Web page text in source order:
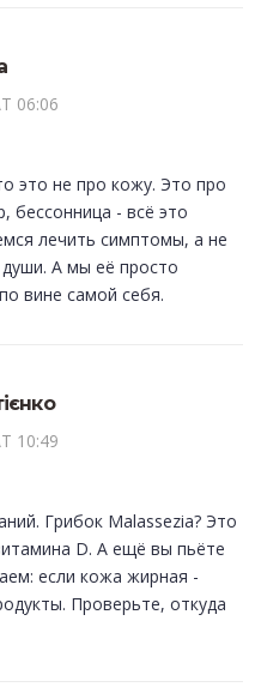
06:06
это не про кожу. Это про
бессонница - всё это
лечить симптомы, а не
А мы её просто
вине самой себя.
10:49
Грибок Malassezia? Это
D. А ещё вы пьёте
если кожа жирная -
Проверьте, откуда